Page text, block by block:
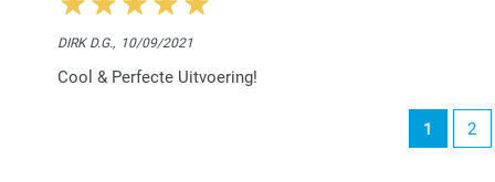
DIRK D.G., 10/09/2021
Cool & Perfecte Uitvoering!
1 2